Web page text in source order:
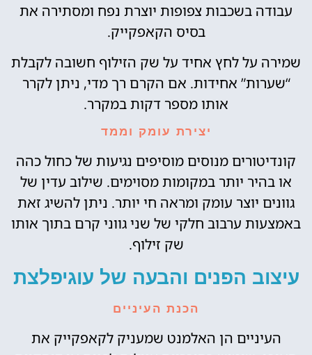
עבודה בשכבות צפופות יוצרת נפח ומסתירה את
בסיס הקאפקייק.
שמירה על לחץ אחיד על שק הזילוף חשובה לקבלת
“שערות” אחידות. אם הקרם רך מדי, ניתן לקרר
אותו מספר דקות במקרר.
יצירת עומק וממד
קונדיטורים מנוסים מוסיפים נגיעות של כחול כהה
או בהיר יותר במקומות מסוימים. שילוב עדין של
גוונים יוצר עומק ומראה חי יותר. ניתן להשיג זאת
באמצעות ערבוב חלקי של שני גווני קרם בתוך אותו
שק זילוף.
עיצוב הפנים והבעה של עוגיפלצת
הכנת העיניים
העיניים הן האלמנט שמעניק לקאפקייק את